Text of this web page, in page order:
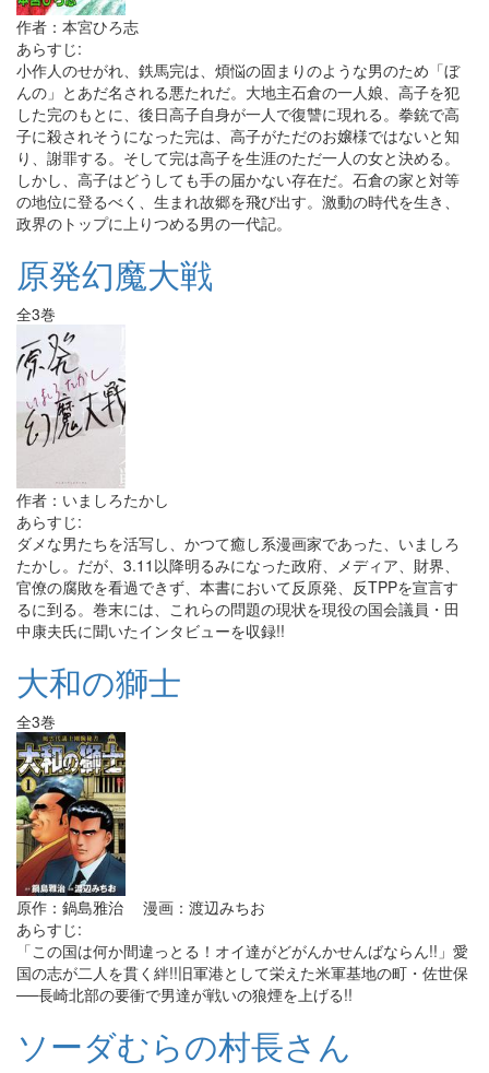
作者：本宮ひろ志
あらすじ:
小作人のせがれ、鉄馬完は、煩悩の固まりのような男のため「ぼ
んの」とあだ名される悪たれだ。大地主石倉の一人娘、高子を犯
した完のもとに、後日高子自身が一人で復讐に現れる。拳銃で高
子に殺されそうになった完は、高子がただのお嬢様ではないと知
り、謝罪する。そして完は高子を生涯のただ一人の女と決める。
しかし、高子はどうしても手の届かない存在だ。石倉の家と対等
の地位に登るべく、生まれ故郷を飛び出す。激動の時代を生き、
政界のトップに上りつめる男の一代記。
原発幻魔大戦
全3巻
作者：いましろたかし
あらすじ:
ダメな男たちを活写し、かつて癒し系漫画家であった、いましろ
たかし。だが、3.11以降明るみになった政府、メディア、財界、
官僚の腐敗を看過できず、本書において反原発、反TPPを宣言す
るに到る。巻末には、これらの問題の現状を現役の国会議員・田
中康夫氏に聞いたインタビューを収録!!
大和の獅士
全3巻
原作：鍋島雅治 漫画：渡辺みちお
あらすじ:
「この国は何か間違っとる！オイ達がどがんかせんばならん!!」愛
国の志が二人を貫く絆!!旧軍港として栄えた米軍基地の町・佐世保
──長崎北部の要衝で男達が戦いの狼煙を上げる!!
ソーダむらの村長さん